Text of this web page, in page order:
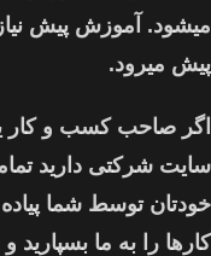
میشود. آموزش پیش
پیش میرود.
اگر صاحب کسب و کار
سایت شرکتی دارید
خودتان توسط شما
کارها را به ما بسپارید و